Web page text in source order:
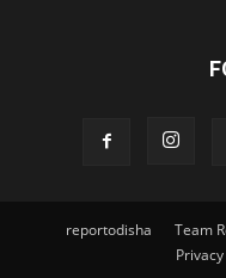
reportodisha Team